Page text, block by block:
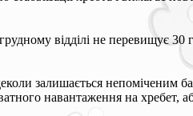
відділі не перевищує 30
залишається
навантаження на хребет,